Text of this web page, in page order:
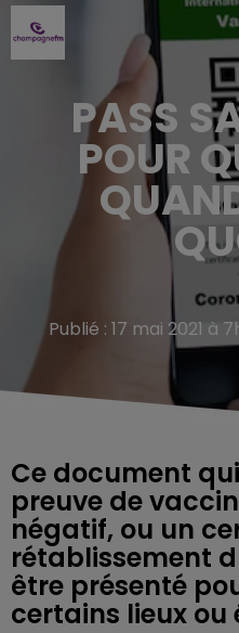
PASS
POUR
Publié : 17 mai 2021 à
Ce document
preuve de
négatif, ou un
rétablissement
être présenté
certains lieux ou